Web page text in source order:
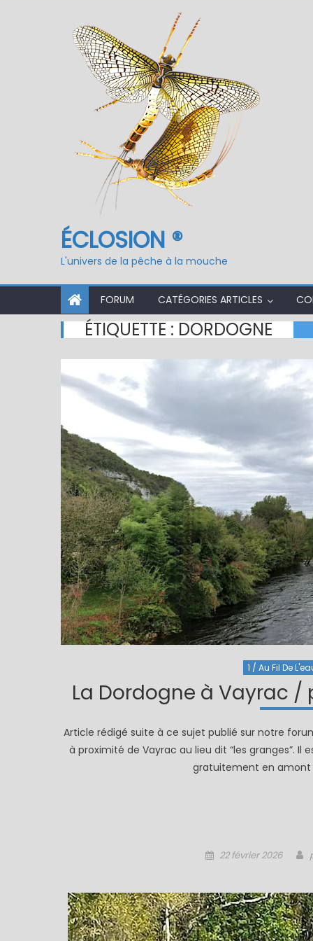
ÉCLOSION ®
L'univers de la pêche à la mouche
FORUM CATÉGORIES ARTICLES
ÉTIQUETTE :DORDOGNE
1 / Au Fil De
La Dordogne à Vayrac
Article rédigé suite à ce sujet publié sur notre
à proximité de Vayrac au lieu dit “les granges”.
gratuitement en amont
Posted
22 février 2026